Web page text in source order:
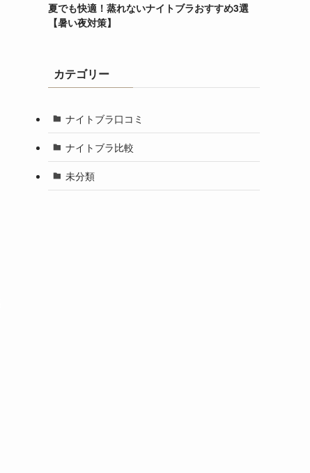
夏でも快適！蒸れないナイトブラおすすめ3選
【暑い夜対策】
カテゴリー
ナイトブラ口コミ
ナイトブラ比較
未分類